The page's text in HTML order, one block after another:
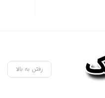
رفتن به بالا